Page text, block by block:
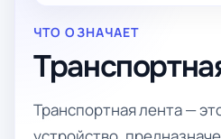
ЧТО ОЗНАЧАЕТ
Транспортная лента —